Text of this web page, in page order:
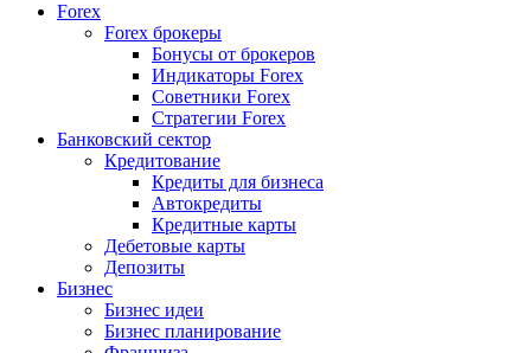
Forex
Forex брокеры
Бонусы от брокеров
Индикаторы Forex
Советники Forex
Стратегии Forex
Банковский сектор
Кредитование
Кредиты для бизнеса
Автокредиты
Кредитные карты
Дебетовые карты
Депозиты
Бизнес
Бизнес идеи
Бизнес планирование